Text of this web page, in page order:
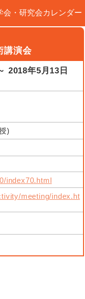
会・研究会カレンダー
講演会
2018年5月13日
)
index70.html
meeting/index.ht